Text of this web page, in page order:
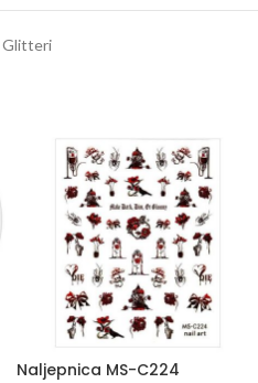
Glitteri
Naljepnica MS-C224